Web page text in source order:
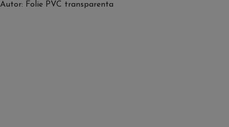
Autor: Folie PVC transparenta